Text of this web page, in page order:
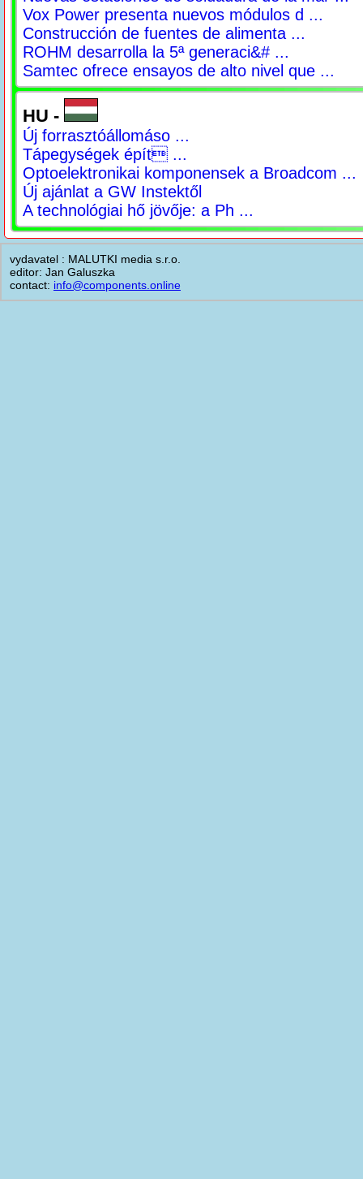
Vox Power presenta nuevos módulos d ...
Construcción de fuentes de alimenta ...
ROHM desarrolla la 5ª generaci&# ...
Samtec ofrece ensayos de alto nivel que ...
HU -
Új forrasztóállomáso ...
Tápegységek épít ...
Optoelektronikai komponensek a Broadcom ...
Új ajánlat a GW Instektől
A technológiai hő jövője: a Ph ...
vydavatel : MALUTKI media s.r.o.
editor: Jan Galuszka
contact: info@components.online